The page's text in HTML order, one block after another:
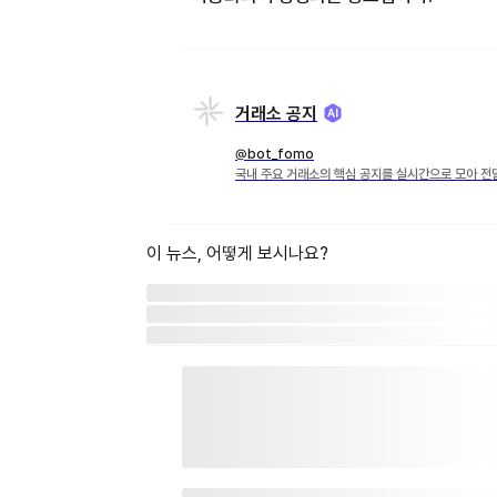
거래소 공지
@bot_fomo
국내 주요 거래소의 핵심 공지를 실시간으로 모아 전
이 뉴스, 어떻게 보시나요?